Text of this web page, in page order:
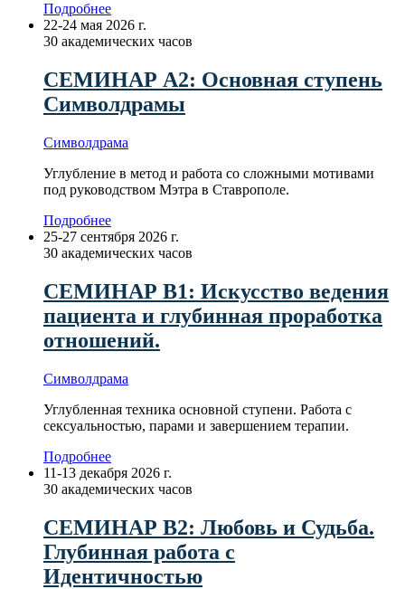
Подробнее
22-24 мая 2026 г.
30 академических часов
СЕМИНАР А2: Основная ступень
Символдрамы
Символдрама
Углубление в метод и работа со сложными мотивами
под руководством Мэтра в Ставрополе.
Подробнее
25-27 сентября 2026 г.
30 академических часов
СЕМИНАР В1: Искусство ведения
пациента и глубинная проработка
отношений.
Символдрама
Углубленная техника основной ступени. Работа с
сексуальностью, парами и завершением терапии.
Подробнее
11-13 декабря 2026 г.
30 академических часов
СЕМИНАР В2: Любовь и Судьба.
Глубинная работа с
Идентичностью